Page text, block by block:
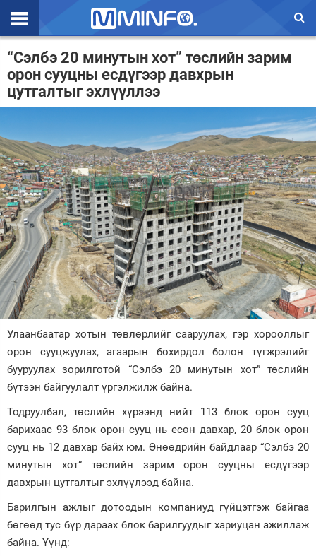
Эхлэл
Цаг агаар
Валют ханш
Улс төр
Эдийн засаг
Үзэл бодол
Спорт
Нийгэм
Дэлхий
Энтертайнмэнт
Зурхай
“Сэлбэ 20 минутын хот” төслийн зарим
орон сууцны есдүгээр давхрын
цутгалтыг эхлүүллээ
Улаанбаатар хотын төвлөрлийг сааруулах, гэр хорооллыг
орон сууцжуулах, агаарын бохирдол болон түгжрэлийг
бууруулах зорилготой “Сэлбэ 20 минутын хот” төслийн
бүтээн байгуулалт үргэлжилж байна.
Тодруулбал, төслийн хүрээнд нийт 113 блок орон сууц
барихаас 93 блок орон сууц нь есөн давхар, 20 блок орон
сууц нь 12 давхар байх юм. Өнөөдрийн байдлаар “Сэлбэ 20
минутын хот” төслийн зарим орон сууцны есдүгээр
давхрын цутгалтыг эхлүүлээд байна.
Барилгын ажлыг дотоодын компаниуд гүйцэтгэж байгаа
бөгөөд тус бүр дараах блок барилгуудыг хариуцан ажиллаж
байна. Үүнд: